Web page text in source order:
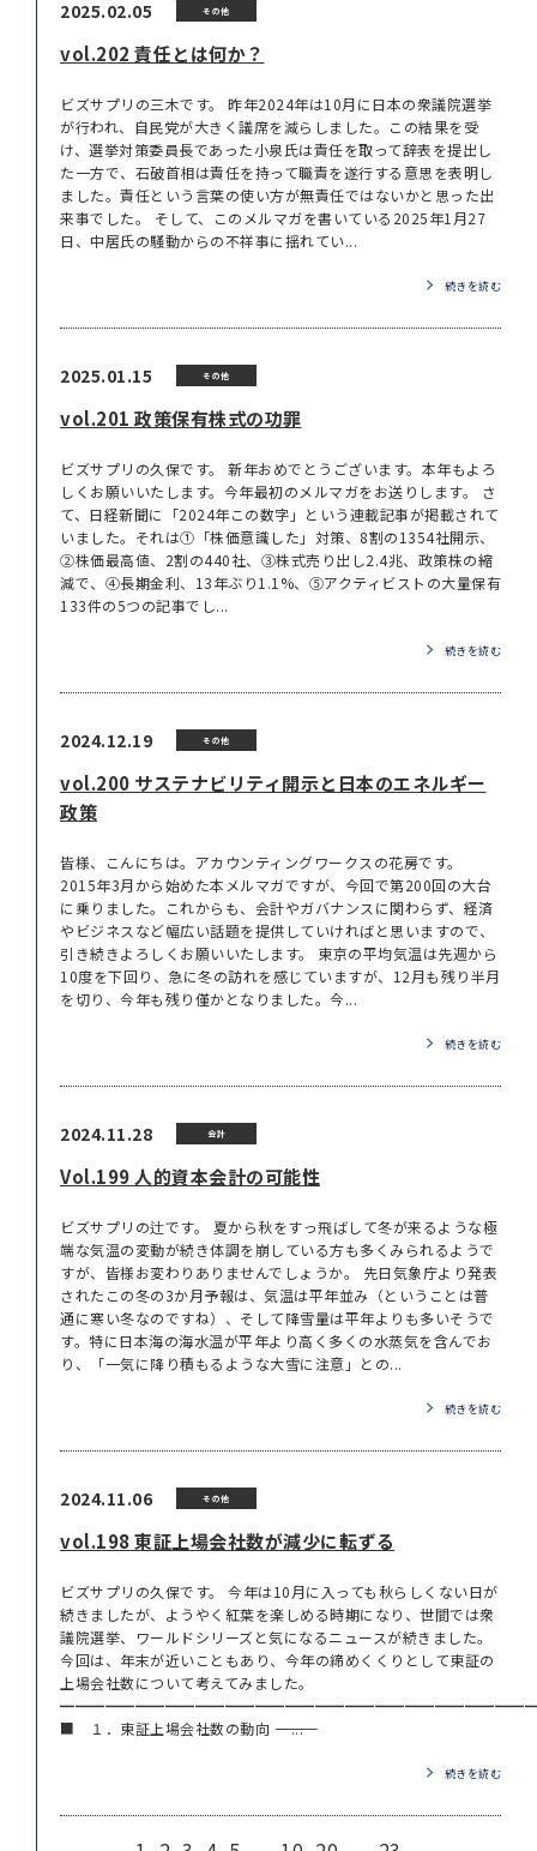
2025.02.05 その他
vol.202 責任とは何か？
ビズサプリの三木です。 昨年2024年は10月に日本の衆議院選挙
が行われ、自民党が大きく議席を減らしました。この結果を受
け、選挙対策委員長であった小泉氏は責任を取って辞表を提出し
た一方で、石破首相は責任を持って職責を遂行する意思を表明し
ました。責任という言葉の使い方が無責任ではないかと思った出
来事でした。 そして、このメルマガを書いている2025年1月27
日、中居氏の騒動からの不祥事に揺れてい...
続きを読む
2025.01.15 その他
vol.201 政策保有株式の功罪
ビズサプリの久保です。 新年おめでとうございます。本年もよろ
しくお願いいたします。今年最初のメルマガをお送りします。 さ
て、日経新聞に「2024年この数字」という連載記事が掲載されて
いました。それは①「株価意識した」対策、8割の1354社開示、
②株価最高値、2割の440社、③株式売り出し2.4兆、政策株の縮
減で、④長期金利、13年ぶり1.1%、⑤アクティビストの大量保有
133件の5つの記事でし...
続きを読む
2024.12.19 その他
vol.200 サステナビリティ開示と日本のエネルギー
政策
皆様、こんにちは。アカウンティングワークスの花房です。
2015年3月から始めた本メルマガですが、今回で第200回の大台
に乗りました。これからも、会計やガバナンスに関わらず、経済
やビジネスなど幅広い話題を提供していければと思いますので、
引き続きよろしくお願いいたします。 東京の平均気温は先週から
10度を下回り、急に冬の訪れを感じていますが、12月も残り半月
を切り、今年も残り僅かとなりました。今...
続きを読む
2024.11.28 会計
Vol.199 人的資本会計の可能性
ビズサプリの辻です。 夏から秋をすっ飛ばして冬が来るような極
端な気温の変動が続き体調を崩している方も多くみられるようで
すが、皆様お変わりありませんでしょうか。 先日気象庁より発表
されたこの冬の3か月予報は、気温は平年並み（ということは普
通に寒い冬なのですね）、そして降雪量は平年よりも多いそうで
す。特に日本海の海水温が平年より高く多くの水蒸気を含んでお
り、「一気に降り積もるような大雪に注意」との...
続きを読む
2024.11.06 その他
vol.198 東証上場会社数が減少に転ずる
ビズサプリの久保です。 今年は10月に入っても秋らしくない日が
続きましたが、ようやく紅葉を楽しめる時期になり、世間では衆
議院選挙、ワールドシリーズと気になるニュースが続きました。
今回は、年末が近いこともあり、今年の締めくくりとして東証の
上場会社数について考えてみました。
■ １．東証上場会社数の動向 ――――――――――...
続きを読む